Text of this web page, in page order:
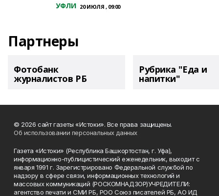
УФЛИ 20 ИЮЛЯ , 09:00
Партнеры
Фотобанк
журналистов РБ
Рубрика "Еда и
напитки"
© 2026 сайт газеты «Истоки». Все права защищены.
Об использовании персональных данных
Газета «Истоки» (Республика Башкортостан, г. Уфа),
информационно-публицистический еженедельник, выходит с
января 1991 г. Зарегистрировано Федеральной службой по
надзору в сфере связи, информационных технологий и
массовых коммуникаций (РОСКОМНАДЗОР)УЧРЕДИТЕЛИ:
агентство печати и СМИ РБ, РОО Союз писателей РБ, АО ИД